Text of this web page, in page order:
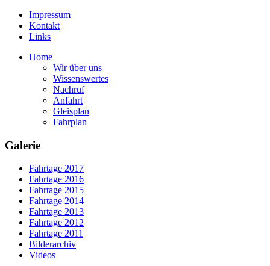
Impressum
Kontakt
Links
Home
Wir über uns
Wissenswertes
Nachruf
Anfahrt
Gleisplan
Fahrplan
Galerie
Fahrtage 2017
Fahrtage 2016
Fahrtage 2015
Fahrtage 2014
Fahrtage 2013
Fahrtage 2012
Fahrtage 2011
Bilderarchiv
Videos